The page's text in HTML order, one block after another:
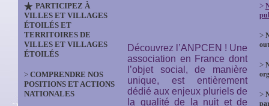
PARTICIPEZ À
VILLES ET VILLAGES
ÉTOILÉS ET
TERRITOIRES DE
VILLES ET VILLAGES
ÉTOILÉS
> COMPRENDRE NOS
POSITIONS ET ACTIONS
NATIONALES
Découvrez l’ANPCEN ! Une
association en France dont
l’objet social, de manière
unique, est entièrement
dédié aux enjeux pluriels de
la qualité de la nuit et de
>
>
>
>